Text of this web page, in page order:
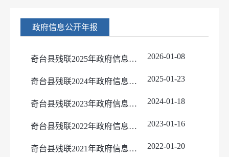
部门职能
内设机构
政策法规文件
政府信息公开年报
奇台县残联2025年政府信息公开工作年度报告 2026-01-08
奇台县残联2024年政府信息公开工作年度报告 2025-01-23
奇台县残联2023年政府信息公开工作年度报告 2024-01-18
奇台县残联2022年政府信息公开工作年度报告 2023-01-16
奇台县残联2021年政府信息公开工作年度报告 2022-01-20